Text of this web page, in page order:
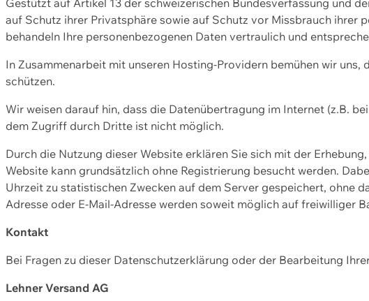
auf Schutz ihrer Privatsphäre sowie auf Schutz vor Missbrauch ihrer
behandeln Ihre personenbezogenen Daten vertraulich und
In Zusammenarbeit mit unseren Hosting-Providern bemühen wir
schützen.
Wir weisen darauf hin, dass die Datenübertragung im Internet (z.B.
dem Zugriff durch Dritte ist nicht möglich.
Durch die Nutzung dieser Website erklären Sie sich mit der
Website kann grundsätzlich ohne Registrierung besucht werden.
Uhrzeit zu statistischen Zwecken auf dem Server gespeichert, ohne
Adresse oder E-Mail-Adresse werden soweit möglich auf freiwilliger
Kontakt
Bei Fragen zu dieser Datenschutzerklärung oder der Bearbeitung
Lehner Versand AG